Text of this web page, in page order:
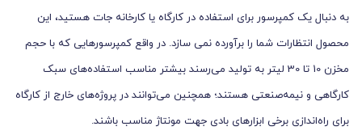
به دنبال یک کمپرسور برای استفاده در کارگاه یا کارخانه‌ جات هستید، این
محصول انتظارات شما را برآورده نمی سازد. در واقع کمپرسورهایی که با حجم
مخزن 10 تا 30 لیتر به تولید می‌رسند بیشتر مناسب استفاده‌های سبک
کارگاهی و نیمه‌صنعتی هستند؛ همچنین می‌توانند در پروژه‌های خارج از کارگاه
برای راه‌اندازی برخی ابزارهای بادی جهت مونتاژ مناسب باشند.